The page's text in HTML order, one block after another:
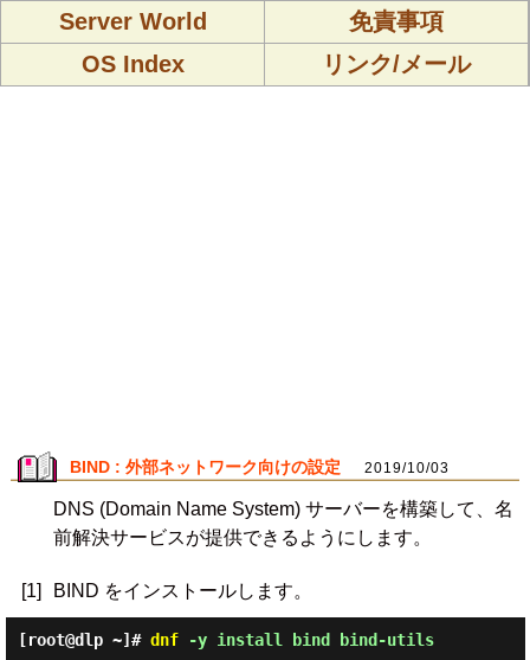
Server World
免責事項
OS Index
リンク/メール
BIND : 外部ネットワーク向けの設定 2019/10/03
DNS (Domain Name System) サーバーを構築して、名
前解決サービスが提供できるようにします。
[1] BIND をインストールします。
[root@dlp ~]# dnf-y install bind bind-utils